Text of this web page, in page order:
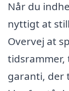
Når du
nyttigt at
Overvej at
tidsrammer,
garanti, der